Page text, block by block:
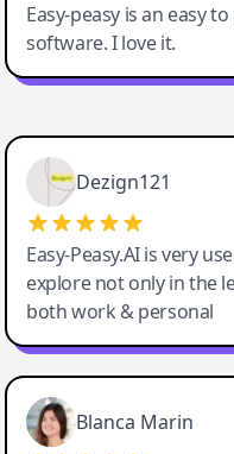
Easy-peasy is an easy
software. I love it.
Easy-Peasy AI
Dezign121
Easy-Peasy.AI is very
explore not only in the
both work & personal
Blanca Marin